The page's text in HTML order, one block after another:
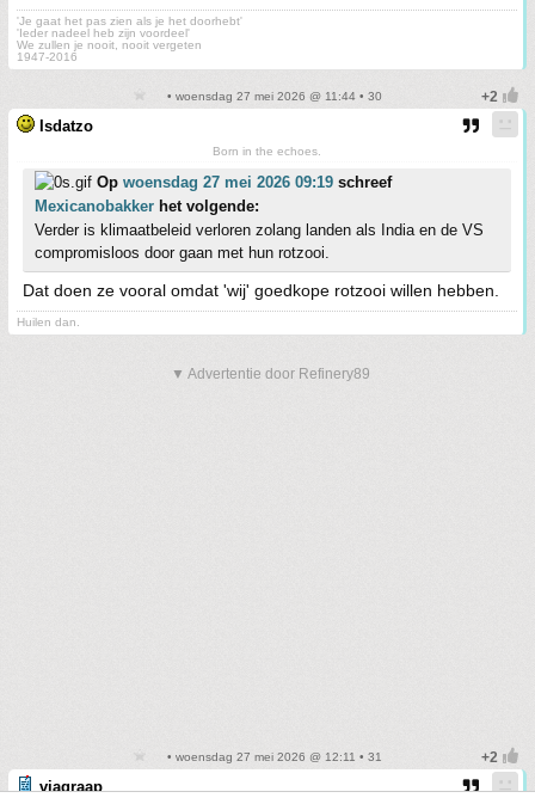
'Je gaat het pas zien als je het doorhebt'
'Ieder nadeel heb zijn voordeel'
We zullen je nooit, nooit vergeten
1947-2016
• woensdag 27 mei 2026 @ 11:44 • 30
Isdatzo
Born in the echoes.
Op woensdag 27 mei 2026 09:19 schreef
Mexicanobakker het volgende:
Verder is klimaatbeleid verloren zolang landen als India en de VS
compromisloos door gaan met hun rotzooi.
Dat doen ze vooral omdat 'wij' goedkope rotzooi willen hebben.
Huilen dan.
▼ Advertentie door Refinery89
• woensdag 27 mei 2026 @ 12:11 • 31
viagraap